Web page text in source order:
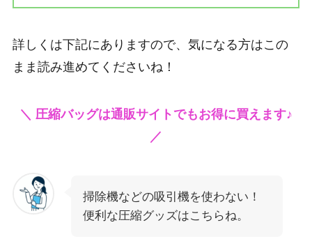
詳しくは下記にありますので、気になる方はこの
まま読み進めてくださいね！
＼ 圧縮バッグは通販サイトでもお得に買えます♪
／
掃除機などの吸引機を使わない！
便利な圧縮グッズはこちらね。